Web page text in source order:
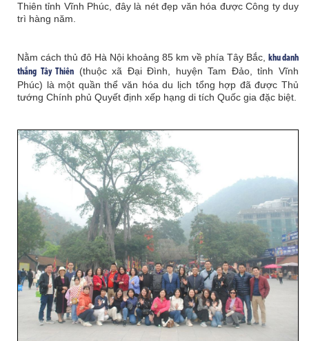
Thiên tỉnh Vĩnh Phúc, đây là nét đẹp văn hóa được Công ty duy
trì hàng năm.
Nằm cách thủ đô Hà Nội khoảng 85 km về phía Tây Bắc, khu danh
thắng Tây Thiên (thuộc xã Đại Đình, huyện Tam Đảo, tỉnh Vĩnh
Phúc) là một quần thể văn hóa du lịch tổng hợp đã được Thủ
tướng Chính phủ Quyết định xếp hạng di tích Quốc gia đặc biệt.